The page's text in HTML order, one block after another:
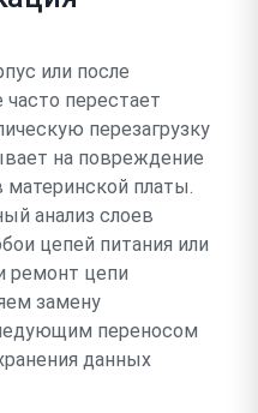
или после
часто перестает
перезагрузку
на повреждение
платы.
анализ слоев
цепей питания или
ремонт цепи
замену
переносом
данных